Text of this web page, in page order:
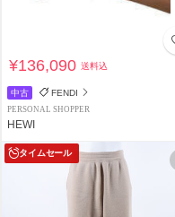
¥136,090送料込
中古 FENDI
PERSONAL SHOPPER
HEWI
タイムセール